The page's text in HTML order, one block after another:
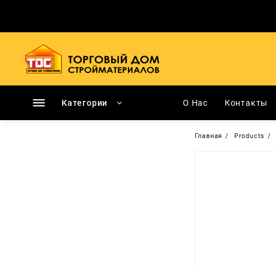
содержимому
Категории О Нас Контакты
Главная Products